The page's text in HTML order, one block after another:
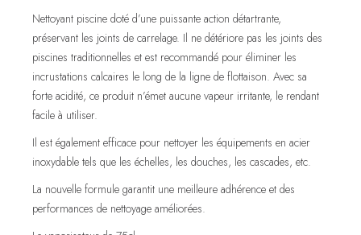
Nettoyant piscine doté d’une puissante action détartrante,
préservant les joints de carrelage. Il ne détériore pas les joints des
piscines traditionnelles et est recommandé pour éliminer les
incrustations calcaires le long de la ligne de flottaison. Avec sa
forte acidité, ce produit n’émet aucune vapeur irritante, le rendant
facile à utiliser.
Il est également efficace pour nettoyer les équipements en acier
inoxydable tels que les échelles, les douches, les cascades, etc.
La nouvelle formule garantit une meilleure adhérence et des
performances de nettoyage améliorées.